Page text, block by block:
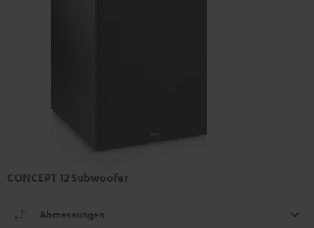
CONCEPT 12 Subwoofer
Abmessungen